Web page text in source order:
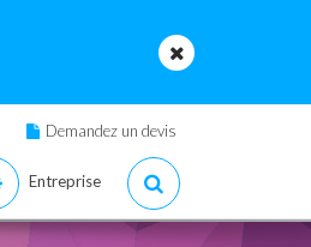
Demandez un devis
Entreprise